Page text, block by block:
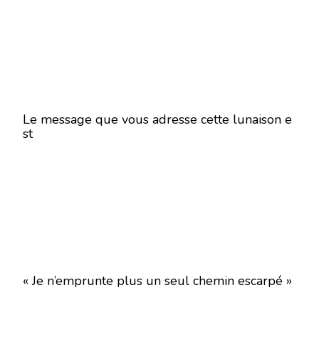
Le message que vous adresse cette lunaison e
st
« Je n’emprunte plus un seul chemin escarpé »